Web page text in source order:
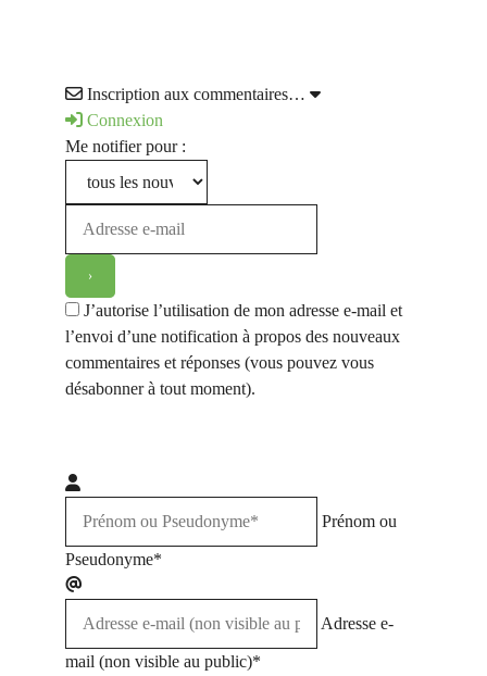
Inscription aux commentaires…
Connexion
Me notifier pour :
J’autorise l’utilisation de mon adresse e-mail et
l’envoi d’une notification à propos des nouveaux
commentaires et réponses (vous pouvez vous
désabonner à tout moment).
Prénom ou
Pseudonyme*
Adresse e-
mail (non visible au public)*